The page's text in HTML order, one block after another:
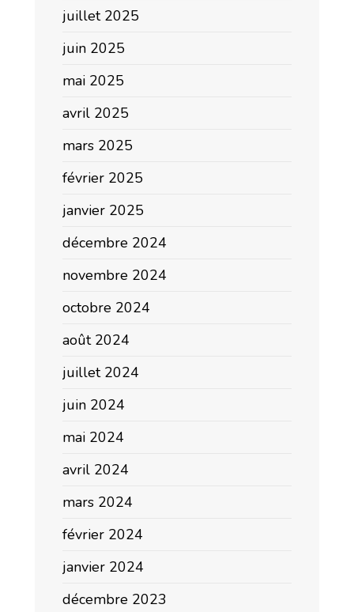
juillet 2025
juin 2025
mai 2025
avril 2025
mars 2025
février 2025
janvier 2025
décembre 2024
novembre 2024
octobre 2024
août 2024
juillet 2024
juin 2024
mai 2024
avril 2024
mars 2024
février 2024
janvier 2024
décembre 2023